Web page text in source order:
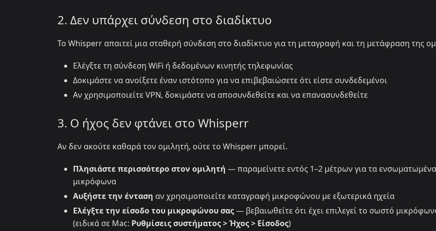
2. Δεν υπάρχει σύνδεση στο διαδίκτυο
Το Whisperr απαιτεί μια σταθερή σύνδεση στο διαδίκτυο για τη μεταγραφή και τη μετάφραση της
Ελέγξτε τη σύνδεση WiFi ή δεδομένων κινητής τηλεφωνίας
Δοκιμάστε να ανοίξετε έναν ιστότοπο για να επιβεβαιώσετε ότι είστε συνδεδεμένοι
Αν χρησιμοποιείτε VPN, δοκιμάστε να αποσυνδεθείτε και να επανασυνδεθείτε
3. Ο ήχος δεν φτάνει στο Whisperr
Αν δεν ακούτε καθαρά τον ομιλητή, ούτε το Whisperr μπορεί.
Πλησιάστε περισσότερο στον ομιλητή — παραμείνετε εντός 1–2 μέτρων για τα ενσωματωμένα
μικρόφωνα
Αυξήστε την ένταση αν χρησιμοποιείτε καταγραφή μικροφώνου με εξωτερικά ηχεία
Ελέγξτε την είσοδο του μικροφώνου σας— βεβαιωθείτε ότι έχει επιλεγεί το σωστό
(ειδικά σε Mac: Ρυθμίσεις συστήματος > Ήχος > Είσοδος)